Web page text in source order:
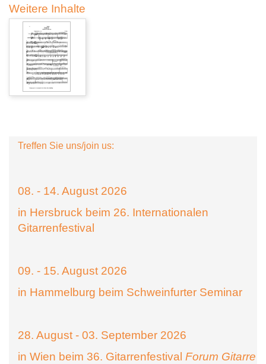
Weitere Inhalte
Treffen Sie uns/join us:
08. - 14. August 2026
in Hersbruck beim 26. Internationalen
Gitarrenfestival
09. - 15. August 2026
in Hammelburg beim Schweinfurter Seminar
28. August - 03. September 2026
in Wien beim 36. Gitarrenfestival Forum Gitarre